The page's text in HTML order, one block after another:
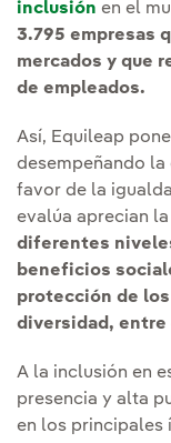
inclusión en el
3.795 empresas
mercados y que
de empleados.
Así, Equileap
desempeñando
favor de la
evalúa aprecian la
diferentes
beneficios
protección de
diversidad, entre
A la inclusión en
presencia y alta
en los principales